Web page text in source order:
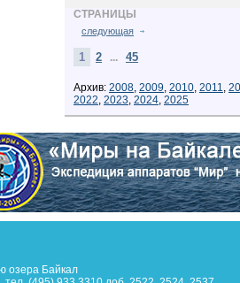
СТРАНИЦЫ
следующая
1 2 ... 45
Архив: 2008, 2009, 2010, 2011,
2022, 2023, 2024, 2025
озера Байкал